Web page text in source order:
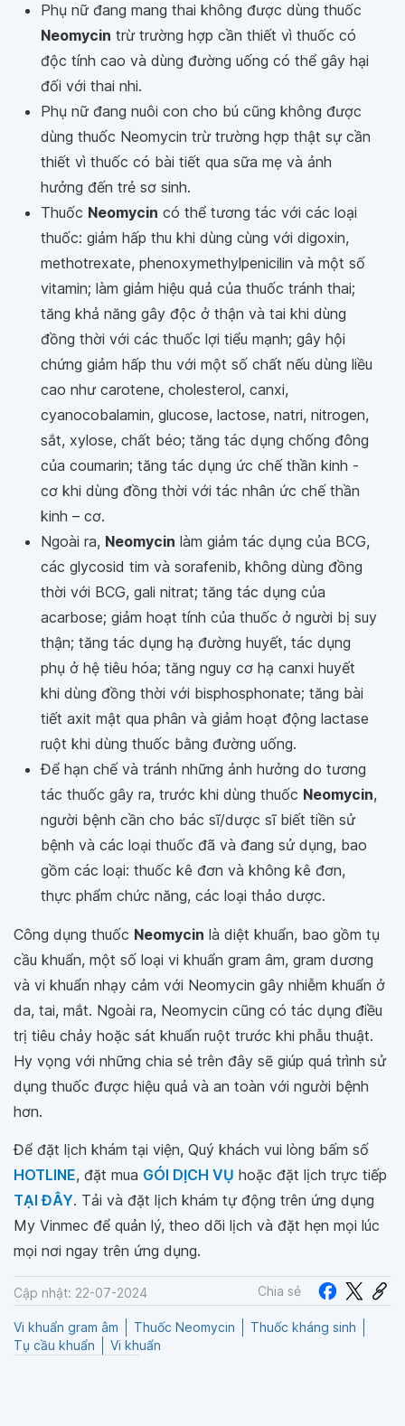
Phụ nữ đang mang thai không được dùng thuốc
Neomycin trừ trường hợp cần thiết vì thuốc có
độc tính cao và dùng đường uống có thể gây hại
đối với thai nhi.
Phụ nữ đang nuôi con cho bú cũng không được
dùng thuốc Neomycin trừ trường hợp thật sự cần
thiết vì thuốc có bài tiết qua sữa mẹ và ảnh
hưởng đến trẻ sơ sinh.
Thuốc Neomycin có thể tương tác với các loại
thuốc: giảm hấp thu khi dùng cùng với digoxin,
methotrexate, phenoxymethylpenicilin và một số
vitamin; làm giảm hiệu quả của thuốc tránh thai;
tăng khả năng gây độc ở thận và tai khi dùng
đồng thời với các thuốc lợi tiểu mạnh; gây hội
chứng giảm hấp thu với một số chất nếu dùng liều
cao như carotene, cholesterol, canxi,
cyanocobalamin, glucose, lactose, natri, nitrogen,
sắt, xylose, chất béo; tăng tác dụng chống đông
của coumarin; tăng tác dụng ức chế thần kinh -
cơ khi dùng đồng thời với tác nhân ức chế thần
kinh – cơ.
Ngoài ra, Neomycin làm giảm tác dụng của BCG,
các glycosid tim và sorafenib, không dùng đồng
thời với BCG, gali nitrat; tăng tác dụng của
acarbose; giảm hoạt tính của thuốc ở người bị suy
thận; tăng tác dụng hạ đường huyết, tác dụng
phụ ở hệ tiêu hóa; tăng nguy cơ hạ canxi huyết
khi dùng đồng thời với bisphosphonate; tăng bài
tiết axit mật qua phân và giảm hoạt động lactase
ruột khi dùng thuốc bằng đường uống.
Để hạn chế và tránh những ảnh hưởng do tương
tác thuốc gây ra, trước khi dùng thuốc Neomycin,
người bệnh cần cho bác sĩ/dược sĩ biết tiền sử
bệnh và các loại thuốc đã và đang sử dụng, bao
gồm các loại: thuốc kê đơn và không kê đơn,
thực phẩm chức năng, các loại thảo dược.
Công dụng thuốc Neomycin là diệt khuẩn, bao gồm tụ
cầu khuẩn, một số loại vi khuẩn gram âm, gram dương
và vi khuẩn nhạy cảm với Neomycin gây nhiễm khuẩn ở
da, tai, mắt. Ngoài ra, Neomycin cũng có tác dụng điều
trị tiêu chảy hoặc sát khuẩn ruột trước khi phẫu thuật.
Hy vọng với những chia sẻ trên đây sẽ giúp quá trình sử
dụng thuốc được hiệu quả và an toàn với người bệnh
hơn.
Để đặt lịch khám tại viện, Quý khách vui lòng bấm số
HOTLINE, đặt mua GÓI DỊCH VỤ hoặc đặt lịch trực tiếp
TẠI ĐÂY. Tải và đặt lịch khám tự động trên ứng dụng
My Vinmec để quản lý, theo dõi lịch và đặt hẹn mọi lúc
mọi nơi ngay trên ứng dụng.
Cập nhật: 22-07-2024 Chia sẻ
Vi khuẩn gram âm Thuốc Neomycin
Thuốc kháng sinh
Tụ cầu khuẩn
Vi khuẩn